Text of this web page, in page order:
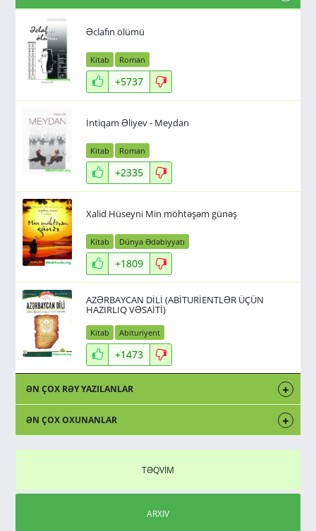
Əclafın ölümü
Kitab Roman
+5737
İntiqam Əliyev - Meydan
Kitab Roman
+2335
Xalid Hüseyni Min möhtəşəm günəş
Kitab Dünya Ədəbiyyatı
+1809
AZƏRBAYCAN DİLİ (ABİTURİENTLƏR ÜÇÜN
HAZIRLIQ VƏSAİTİ)
Kitab Abituriyent
+1473
ƏN ÇOX RƏY YAZILANLAR
ƏN ÇOX OXUNANLAR
TƏQVİM
ARXIV